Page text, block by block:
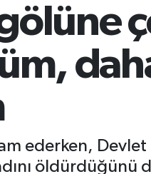
ederken,
öldürdüğünü